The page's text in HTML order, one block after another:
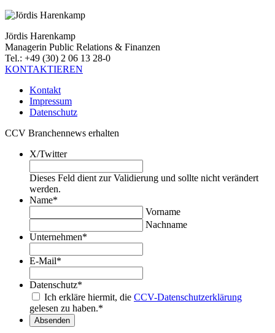
Jördis Harenkamp
Managerin Public Relations & Finanzen
Tel.: +49 (30) 2 06 13 28-0
KONTAKTIEREN
Kontakt
Impressum
Datenschutz
CCV Branchennews erhalten
X/Twitter
Dieses Feld dient zur Validierung und sollte nicht verändert
werden.
Name*
Vorname
Nachname
Unternehmen*
E-Mail*
Datenschutz*
Ich erkläre hiermit, die CCV-Datenschutzerklärung
gelesen zu haben.*
Absenden